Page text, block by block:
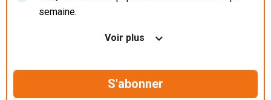
semaine.
Nos articles en illimité sur ordinateur, tablette et
Le magazine TelQuel en numérique avant la sortie
Voir plus